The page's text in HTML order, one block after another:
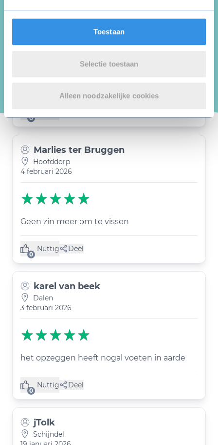
Toestaan
Selectie toestaan
Alleen noodzakelijke cookies
Jan-Willem Knoppers
0 (0 like)
Marlies ter Bruggen
Hoofddorp
4 februari 2026
Geen zin meer om te vissen
0
Nuttig
(0 like) Deel
karel van beek
Dalen
3 februari 2026
het opzeggen heeft nogal voeten in aarde
0
Nuttig
(0 like) Deel
jTolk
Schijndel